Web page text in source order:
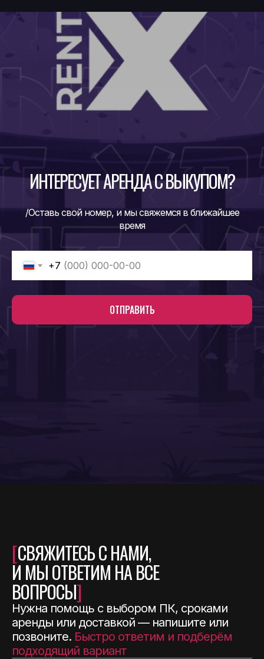
ИНТЕРЕСУЕТ АРЕНДА С ВЫКУПОМ?
/Оставь свой номер, и мы свяжемся в ближайшее
время
+7
ОТПРАВИТЬ
[СВЯЖИТЕСЬ С НАМИ,
И МЫ ОТВЕТИМ НА ВСЕ
ВОПРОСЫ]
Нужна помощь с выбором ПК, сроками
аренды или доставкой — напишите или
позвоните. Быстро ответим и подберём
подходящий вариант